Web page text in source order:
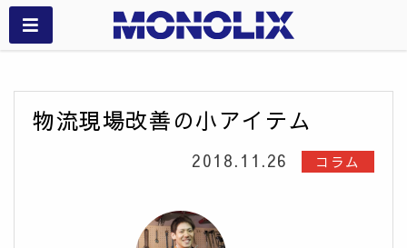
物流現場改善の小アイテム
2018.11.26 コラム